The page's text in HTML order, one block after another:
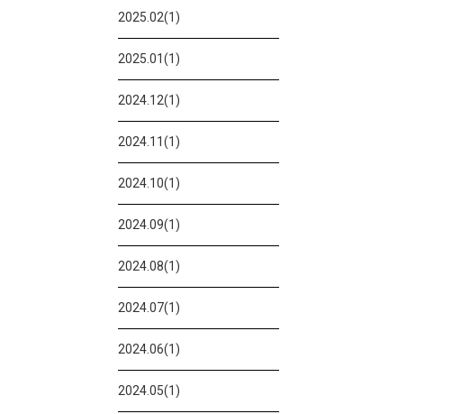
2025.02(1)
2025.01(1)
2024.12(1)
2024.11(1)
2024.10(1)
2024.09(1)
2024.08(1)
2024.07(1)
2024.06(1)
2024.05(1)